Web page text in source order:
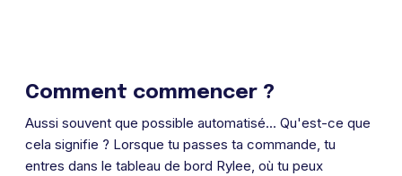
Comment commencer ?
Aussi souvent que possible automatisé... Qu'est-ce que
cela signifie ? Lorsque tu passes ta commande, tu
entres dans le tableau de bord Rylee, où tu peux